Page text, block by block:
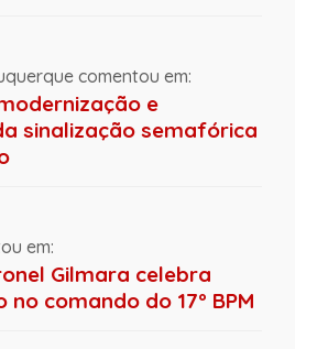
comentou em:
e
sinalização semafórica
em:
Gilmara celebra
comando do 17º BPM